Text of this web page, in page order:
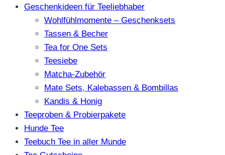
Geschenkideen für Teeliebhaber
Wohlfühlmomente – Geschenksets
Tassen & Becher
Tea for One Sets
Teesiebe
Matcha-Zubehör
Mate Sets, Kalebassen & Bombillas
Kandis & Honig
Teeproben & Probierpakete
Hunde Tee
Teebuch Tee in aller Munde